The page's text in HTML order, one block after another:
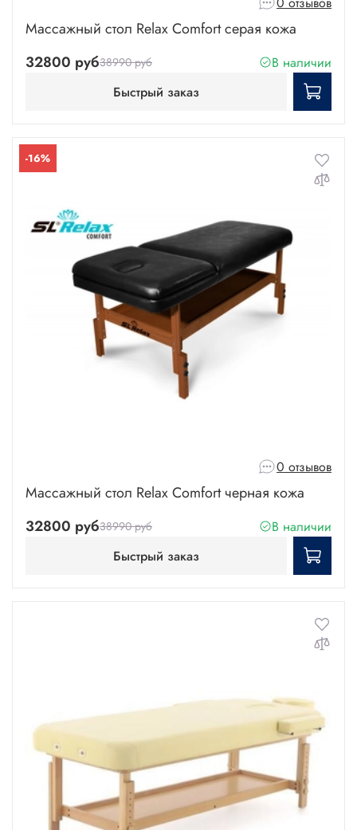
Массажный стол Relax Comfort серая кожа
32800 руб38990 руб
В наличии
Быстрый заказ
-16%
0 отзывов
Массажный стол Relax Comfort черная кожа
32800 руб38990 руб
В наличии
Быстрый заказ